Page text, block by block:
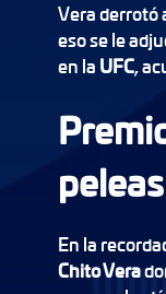
Vera derrotó
eso se le
en la UFC,
peleas
En la
Chito Vera